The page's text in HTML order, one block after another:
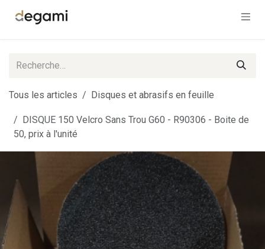
Tous les articles Disques et abrasifs en feuille
DISQUE 150 Velcro Sans Trou G60 - R90306 - Boite de
50, prix à l'unité